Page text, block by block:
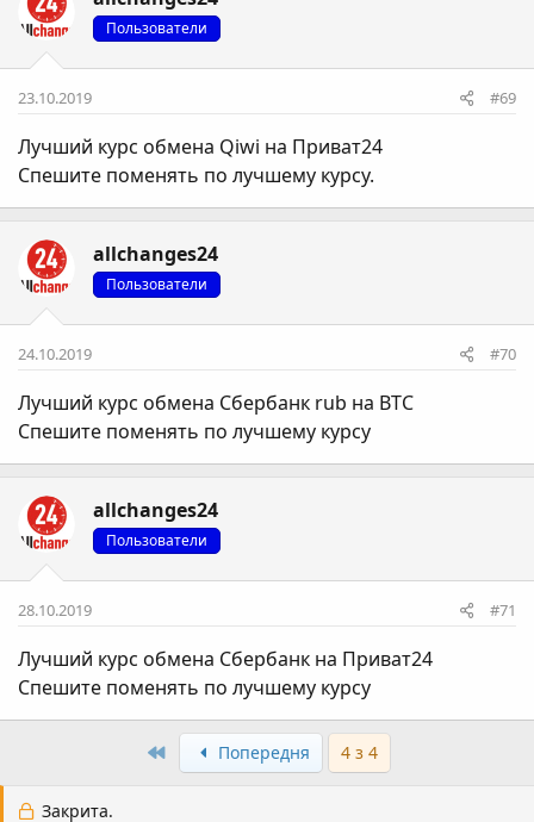
Пользователи
23.10.2019 #69
Лучший курс обмена Qiwi на Приват24
Спешите поменять по лучшему курсу.
allchanges24
Пользователи
24.10.2019 #70
Лучший курс обмена Сбербанк rub на BTC
Спешите поменять по лучшему курсу
allchanges24
Пользователи
28.10.2019 #71
Лучший курс обмена Сбербанк на Приват24
Спешите поменять по лучшему курсу
ПершийПопередня 4 з 4
Закрита.